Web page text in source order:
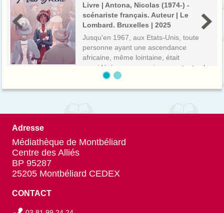
Livre | Antona, Nicolas (1974-) -
scénariste français. Auteur | Le
Lombard. Bruxelles | 2025
Jusqu'en 1967, aux Etats-Unis, toute
personne ayant une ascendance
africaine, même lointaine, était
considérée comme noire, avec toutes les
conséquences que cela pouvait avoir.
C'est pourquoi, à l'orée du 20e siècle,
Adresse
Médiathèque de Montbéliard
Centre des Alliés
BP 95287
25205 Montbéliard CEDEX
CONTACT